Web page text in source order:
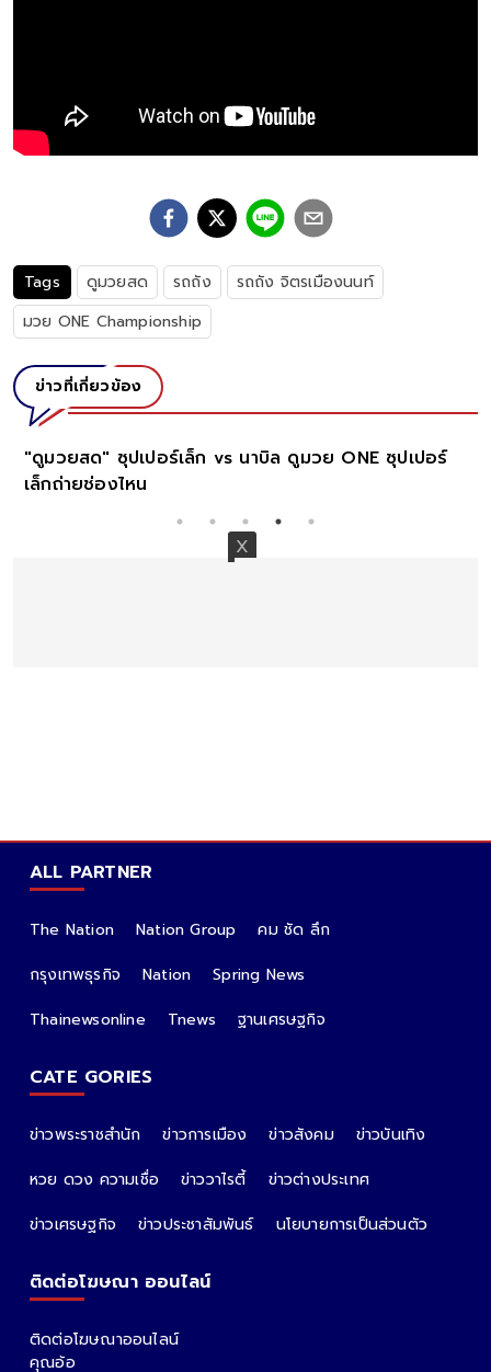
Tags ดูมวยสด รถถัง
รถถัง จิตรเมืองนนท์
มวย ONE Championship
ข่าวที่เกี่ยวข้อง
"ดูมวยสด" ตะวันฉาย vs มาซาอากิ โนอิริ ดูมวย ONE
ตะวันฉายต่อยกี่โมง
ALL PARTNER
The Nation Nation Group
คม ชัด ลึก
กรุงเทพธุรกิจ
Nation
Spring News
Thainewsonline
Tnews ฐานเศรษฐกิจ
CATE GORIES
ข่าวพระราชสำนัก ข่าวการเมือง ข่าวสังคม
ข่าวบันเทิง
หวย ดวง ความเชื่อ
ข่าววาไรตี้
ข่าวต่างประเทศ
ข่าวเศรษฐกิจ
ข่าวประชาสัมพันธ์ นโยบายการเป็นส่วนตัว
ติดต่อโฆษณา ออนไลน์
ติดต่อโฆษณาออนไลน์
คุณอ้อ